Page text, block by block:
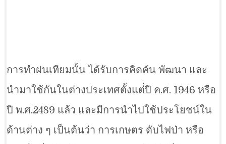
การทำฝนเทียมนั้น ได้รับการคิดค้น พัฒนา และ
นำมาใช้กันในต่างประเทศตั้งแต่่ปี ค.ศ. 1946 หรือ
ปี พ.ศ.2489 แล้ว และมีการนำไปใช้ประโยชน์ใน
ด้านต่าง ๆ เป็นต้นว่า การเกษตร ดับไฟป่า หรือ